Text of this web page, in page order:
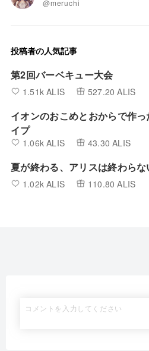
@meruchi
投稿者の人気記事
第2回バーベキュー大会
1.51k ALIS 527.20 ALIS
イオンのおこめとおからで作
イプ
1.06k ALIS 43.30 ALIS
夏が終わる、アリスは終わらな
1.02k ALIS 110.80 ALIS